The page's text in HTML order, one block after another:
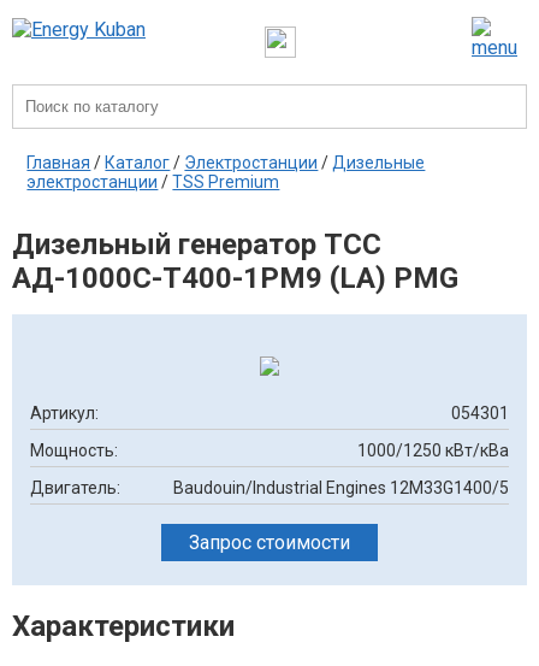
Главная / Каталог/ Электростанции / Дизельные
электростанции /TSS Premium
Дизельный генератор ТСС
АД-1000С-Т400-1РМ9 (LA) PMG
Артикул:
054301
Мощность:
1000/1250 кВт/кВа
Двигатель:
Baudouin/Industrial Engines 12M33G1400/5
Запрос стоимости
Характеристики